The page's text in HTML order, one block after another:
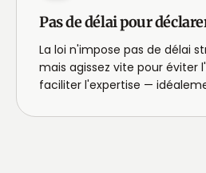
Pas de délai pour
La loi n'impose pas de délai
mais agissez vite pour éviter
faciliter l'expertise —